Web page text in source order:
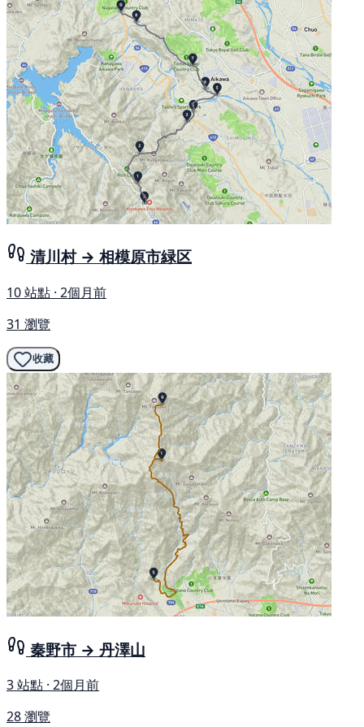
清川村 → 相模原市緑区
10 站點 · 2個月前
31 瀏覽
收藏
秦野市 → 丹澤山
3 站點 · 2個月前
28 瀏覽